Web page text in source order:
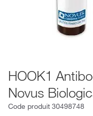
HOOK1
Novus
Code produit 30498748